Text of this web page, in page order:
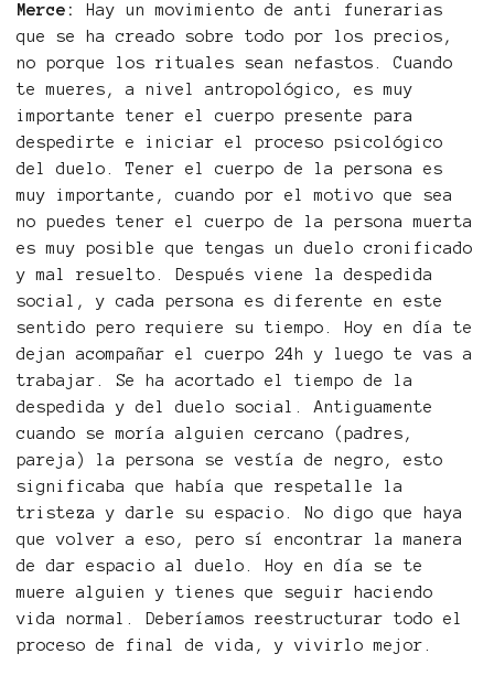
Merce:
Hay un movimiento de anti funerarias
que se ha creado sobre todo por los precios,
no porque los rituales sean nefastos. Cuando
te mueres, a nivel antropológico, es muy
importante tener el cuerpo presente para
despedirte e iniciar el proceso psicológico
del duelo. Tener el cuerpo de la persona es
muy importante, cuando por el motivo que sea
no puedes tener el cuerpo de la persona muerta
es muy posible que tengas un duelo cronificado
y mal resuelto. Después viene la despedida
social, y cada persona es diferente en este
sentido pero requiere su tiempo. Hoy en día te
dejan acompañar el cuerpo 24h y luego te vas a
trabajar. Se ha acortado el tiempo de la
despedida y del duelo social. Antiguamente
cuando se moría alguien cercano (padres,
pareja) la persona se vestía de negro, esto
significaba que había que respetalle la
tristeza y darle su espacio. No digo que haya
que volver a eso, pero sí encontrar la manera
de dar espacio al duelo. Hoy en día se te
muere alguien y tienes que seguir haciendo
vida normal. Deberíamos reestructurar todo el
proceso de final de vida, y vivirlo mejor.